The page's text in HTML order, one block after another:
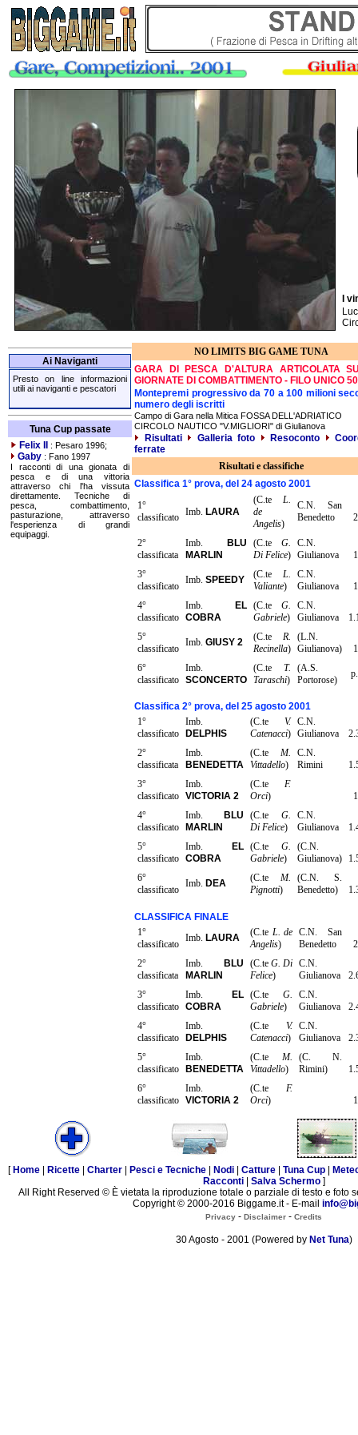
I
Ai Naviganti
Presto on line informazioni
utili ai naviganti e pescatori
Tuna Cup passate
Felix II
: Pesaro 1996;
Gaby : Fano 1997
I racconti di una gionata di
pesca e di una vittoria
attraverso chi l'ha vissuta
direttamente. Tecniche di
pesca, combattimento,
pasturazione, attraverso
l'esperienza di grandi
equipaggi.
NO LIMITS BIG GAME TUNA
GARA DI PESCA D'ALTURA ARTICOLATA
GIORNATE DI COMBATTIMENTO - FILO UNICO
Montepremi progressivo da 70 a 100 milioni
numero degli iscritti
Campo di Gara nella Mitica FOSSA DELL'ADRIATICO
CIRCOLO NAUTICO "V.MIGLIORI" di Giulianova
Risultati Galleria foto Resoconto
ferrate
Risultati e classifiche
Classifica 1° prova, del 24 agosto 2001
1°
classificato Imb. LAURA
(C.te L.
de
Angelis)
C.N. San
Benedetto
2°
classificata
Imb. BLU
MARLIN
(C.te G.
Di Felice)
C.N.
Giulianova
3°
classificato
Imb. SPEEDY (C.te L.
Valiante)
C.N.
Giulianova
4°
classificato
Imb. EL
COBRA
(C.te G.
Gabriele)
C.N.
Giulianova
5°
classificato
Imb. GIUSY 2 (C.te R.
Recinella)
(L.N.
Giulianova)
6°
classificato
Imb.
SCONCERTO
(C.te T.
Taraschi)
(A.S.
Portorose)
Classifica 2° prova, del 25 agosto 2001
1°
classificato
Imb.
DELPHIS
(C.te V.
Catenacci)
C.N.
Giulianova
2°
classificata
Imb.
BENEDETTA
(C.te M.
Vittadello)
C.N.
Rimini
3°
classificato
Imb.
VICTORIA 2
(C.te F.
Orci)
4°
classificato
Imb.
BLU
MARLIN
(C.te G.
Di Felice)
C.N.
Giulianova
5°
classificato
Imb.
EL
COBRA
(C.te G.
Gabriele)
(C.N.
Giulianova)
6°
classificato
Imb. DEA (C.te M.
Pignotti)
(C.N. S.
Benedetto)
CLASSIFICA FINALE
1°
classificato
Imb. LAURA (C.te L. de
Angelis)
C.N. San
Benedetto
2°
classificata
Imb.
BLU
MARLIN
(C.te G. Di
Felice)
C.N.
Giulianova
3°
classificato
Imb.
EL
COBRA
(C.te G.
Gabriele)
C.N.
Giulianova
4°
classificato
Imb.
DELPHIS
(C.te V.
Catenacci)
C.N.
Giulianova
5°
classificato
Imb.
BENEDETTA
(C.te M.
Vittadello)
(C. N.
Rimini)
6°
classificato
Imb.
VICTORIA 2
(C.te F.
Orci)
[ Home Ricette Charter Pesci e Tecniche Nodi Catture Tuna Cup
Racconti| Salva Schermo]
All Right Reserved © È vietata la riproduzione totale o parziale di testo e foto
Copyright © 2000-2016 Biggame.it - E-mail
Privacy - Disclaimer - Credits
30 Agosto - 2001 (Powered by Net Tuna)